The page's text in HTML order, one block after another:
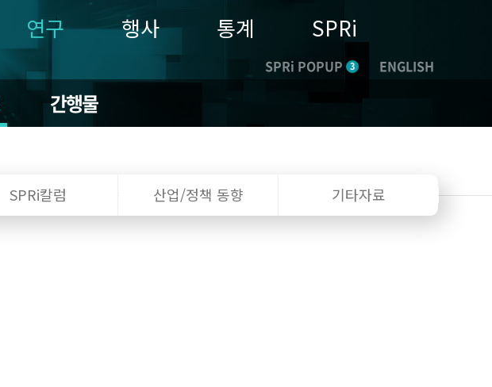
연구 행사 통계 SPRi
SPRi POPUP 3 ENGLISH
간행물
SPRi칼럼 산업/정책 동향 기타자료